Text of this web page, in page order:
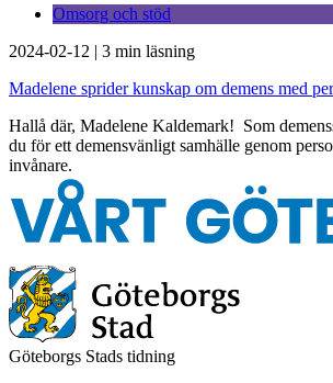
Omsorg och stöd
2024-02-12 | 3 min läsning
Madelene sprider kunskap om demens med
Hallå där, Madelene Kaldemark! Som
du för ett demensvänligt samhälle genom
invånare.
Göteborgs Stads tidning